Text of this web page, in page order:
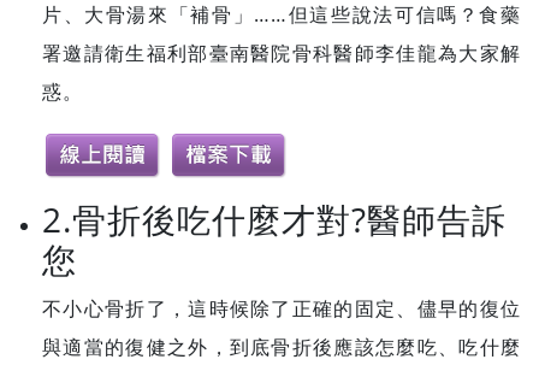
片、大骨湯來「補骨」……但這些說法可信嗎？食藥
署邀請衛生福利部臺南醫院骨科醫師李佳龍為大家解
惑。
2.骨折後吃什麼才對?醫師告訴
您
不小心骨折了，這時候除了正確的固定、儘早的復位
與適當的復健之外，到底骨折後應該怎麼吃、吃什麼